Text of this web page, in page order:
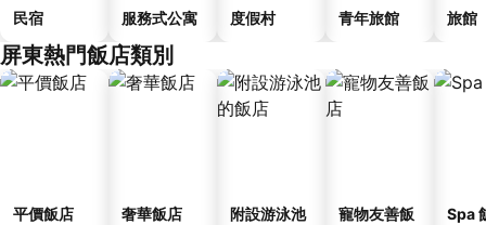
民宿 服務式公寓 度假村 青年旅館 旅館
屏東熱門飯店類別
平價飯店 奢華飯店
附設游泳池
寵物友善飯
Spa